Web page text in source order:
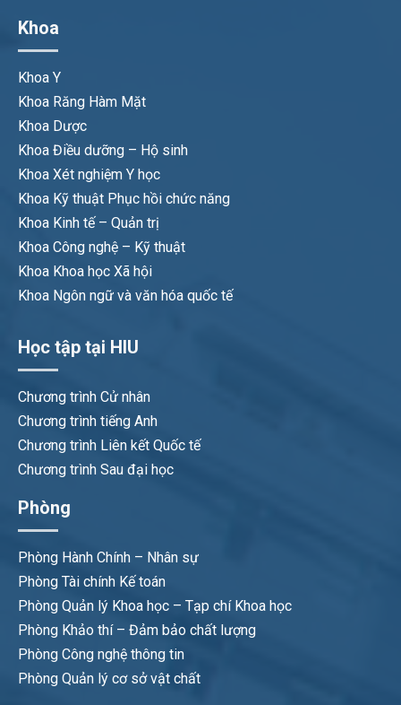
Khoa
Khoa Y
Khoa Răng Hàm Mặt
Khoa Dược
Khoa Điều dưỡng – Hộ sinh
Khoa Xét nghiệm Y học
Khoa Kỹ thuật Phục hồi chức năng
Khoa Kinh tế – Quản trị
Khoa Công nghệ – Kỹ thuật
Khoa Khoa học Xã hội
Khoa Ngôn ngữ và văn hóa quốc tế
Học tập tại HIU
Chương trình Cử nhân
Chương trình tiếng Anh
Chương trình Liên kết Quốc tế
Chương trình Sau đại học
Phòng
Phòng Hành Chính – Nhân sự
Phòng Tài chính Kế toán
Phòng Quản lý Khoa học – Tạp chí Khoa học
Phòng Khảo thí – Đảm bảo chất lượng
Phòng Công nghệ thông tin
Phòng Quản lý cơ sở vật chất